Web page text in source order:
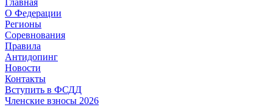
Главная
О Федерации
Регионы
Соревнования
Правила
Антидопинг
Новости
Контакты
Вступить в ФСДД
Членские взносы 2026